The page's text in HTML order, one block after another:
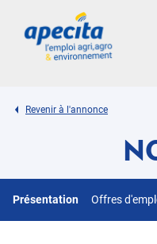
Revenir à l'annonce
Présentation Offres